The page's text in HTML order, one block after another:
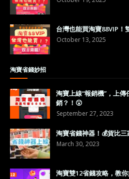
台灣也能買淘寶88VIP！
October 13, 2025
淘寶省錢妙招
淘寶上線“報銷機”，上
銷？！😮
September 27, 2023
淘寶省錢神器！💰貨比三
March 30, 2023
淘寶雙12省錢攻略，教